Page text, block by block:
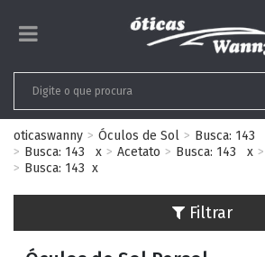
oticaswanny Óculos de Sol Busca: 143
Busca: 143
x Acetato Busca: 143 x
Busca: 143 x
Filtrar